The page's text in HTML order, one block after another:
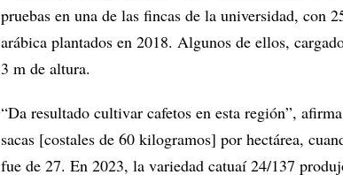
pruebas en una de las fincas de la universidad, con
arábica plantados en 2018. Algunos de ellos,
3 m de altura.
“Da resultado cultivar cafetos en esta región”,
sacas [costales de 60 kilogramos] por hectárea,
fue de 27. En 2023, la variedad catuaí 24/137